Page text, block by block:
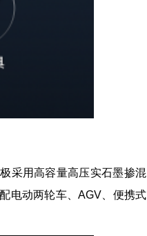
采用高容量高压实石墨掺混
电动两轮车、AGV、便携式